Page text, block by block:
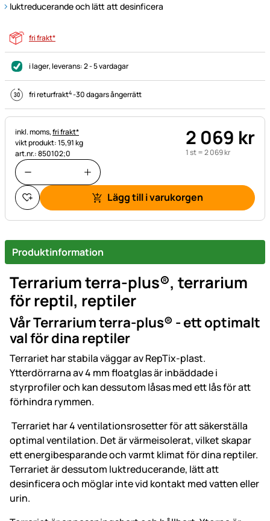
luktreducerande och lätt att desinficera
fri frakt*
i lager, leverans:2 - 5 vardagar
fri returfrakt4-30 dagars ångerrätt
Skatteinformation:
inkl. moms,fri frakt*
vikt produkt: 15,91 kg
art.nr.: 850102;0
2 069 kr
1 st =2 069kr
Lägg till i varukorgen
Produktinformation
Terrarium terra-plus®, terrarium
för reptil, reptiler
Vår Terrarium terra-plus® - ett optimalt
val för dina reptiler
Terrariet har stabila väggar av RepTix-plast.
Ytterdörrarna av 4 mm floatglas är inbäddade i
styrprofiler och kan dessutom låsas med ett lås för att
förhindra rymmen.
Terrariet har 4 ventilationsrosetter för att säkerställa
optimal ventilation. Det är värmeisolerat, vilket skapar
ett energibesparande och varmt klimat för dina reptiler.
Terrariet är dessutom luktreducerande, lätt att
desinficera och möglar inte vid kontakt med vatten eller
urin.